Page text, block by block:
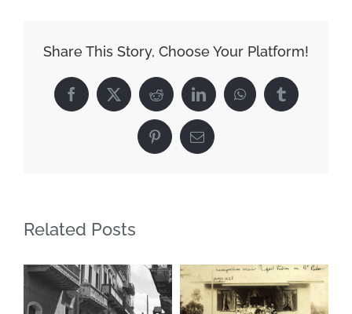
Share This Story, Choose Your Platform!
Facebook
X Reddit LinkedInWhatsAppTumblr
PinterestEmail
Related Posts